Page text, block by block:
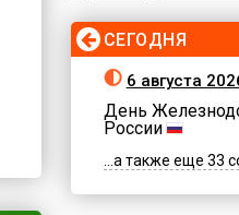
СЕГОДНЯ
6 августа
День
России
...а также еще 33